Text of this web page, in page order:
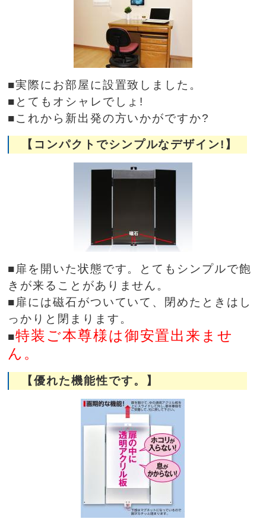
■実際にお部屋に設置致しました。
■とてもオシャレでしょ!
■これから新出発の方いかがですか?
【コンパクトでシンプルなデザイン!】
■扉を開いた状態です。とてもシンプルで飽
きが来ることがありません。
■扉には磁石がついていて、閉めたときはし
っかりと閉まります。
■特装ご本尊様は御安置出来ませ
ん。
【優れた機能性です。】